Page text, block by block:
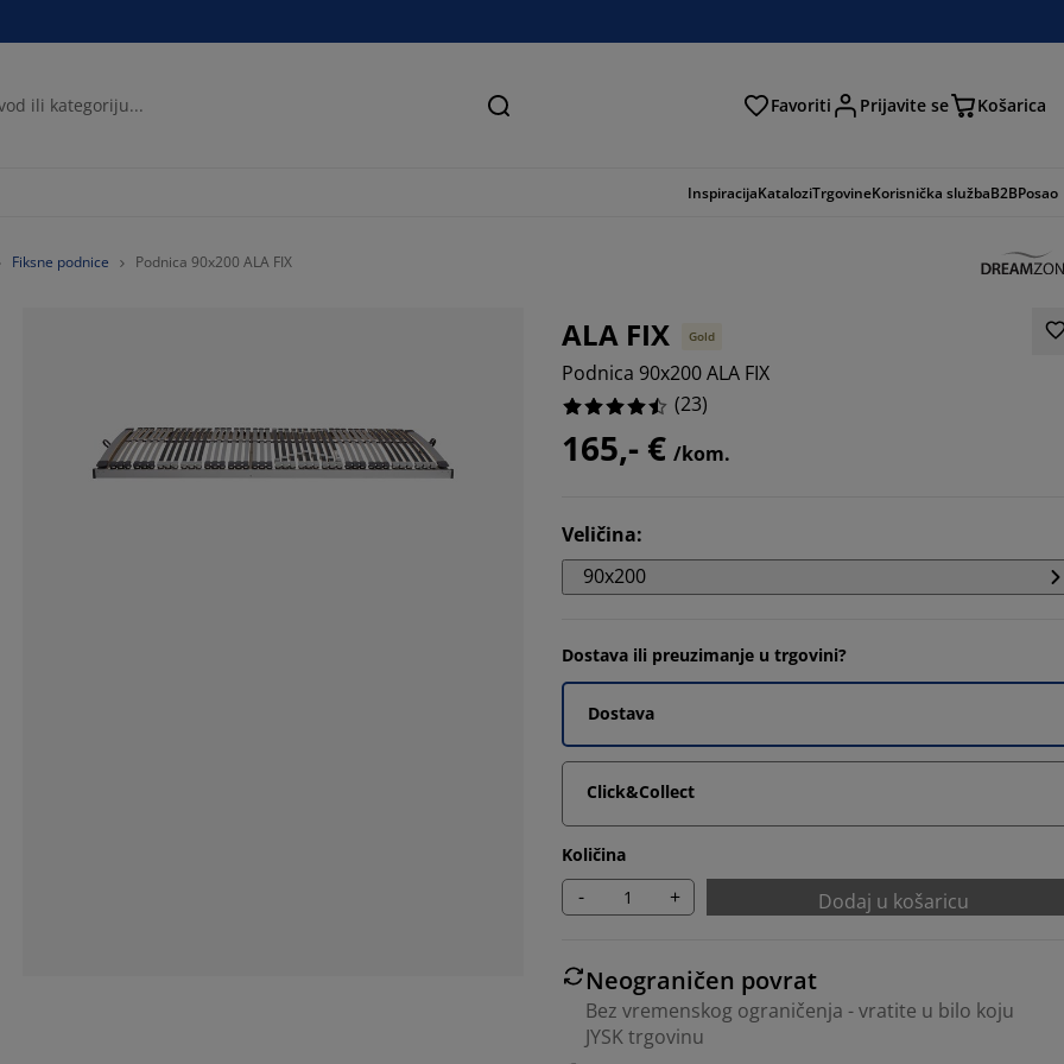
Pretraga Favoriti Prijavite se Košarica
InspiracijaKataloziTrgovineKorisnička službaB2BPosao
Fiksne podnice Podnica 90x200 ALA FIX
ALA FIX Gold
Podnica 90x200 ALA FIX
(23)
165,- € /kom.
Veličina:
90x200
Dostava ili preuzimanje u trgovini?
Dostava
Click&Collect
Količina
- + Dodaj u košaricu
Neograničen povrat
Bez vremenskog ograničenja - vratite u bilo koju
JYSK trgovinu
4.3478260869565215%